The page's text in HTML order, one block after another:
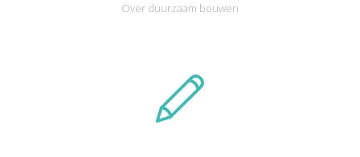
Over duurzaam bouwen